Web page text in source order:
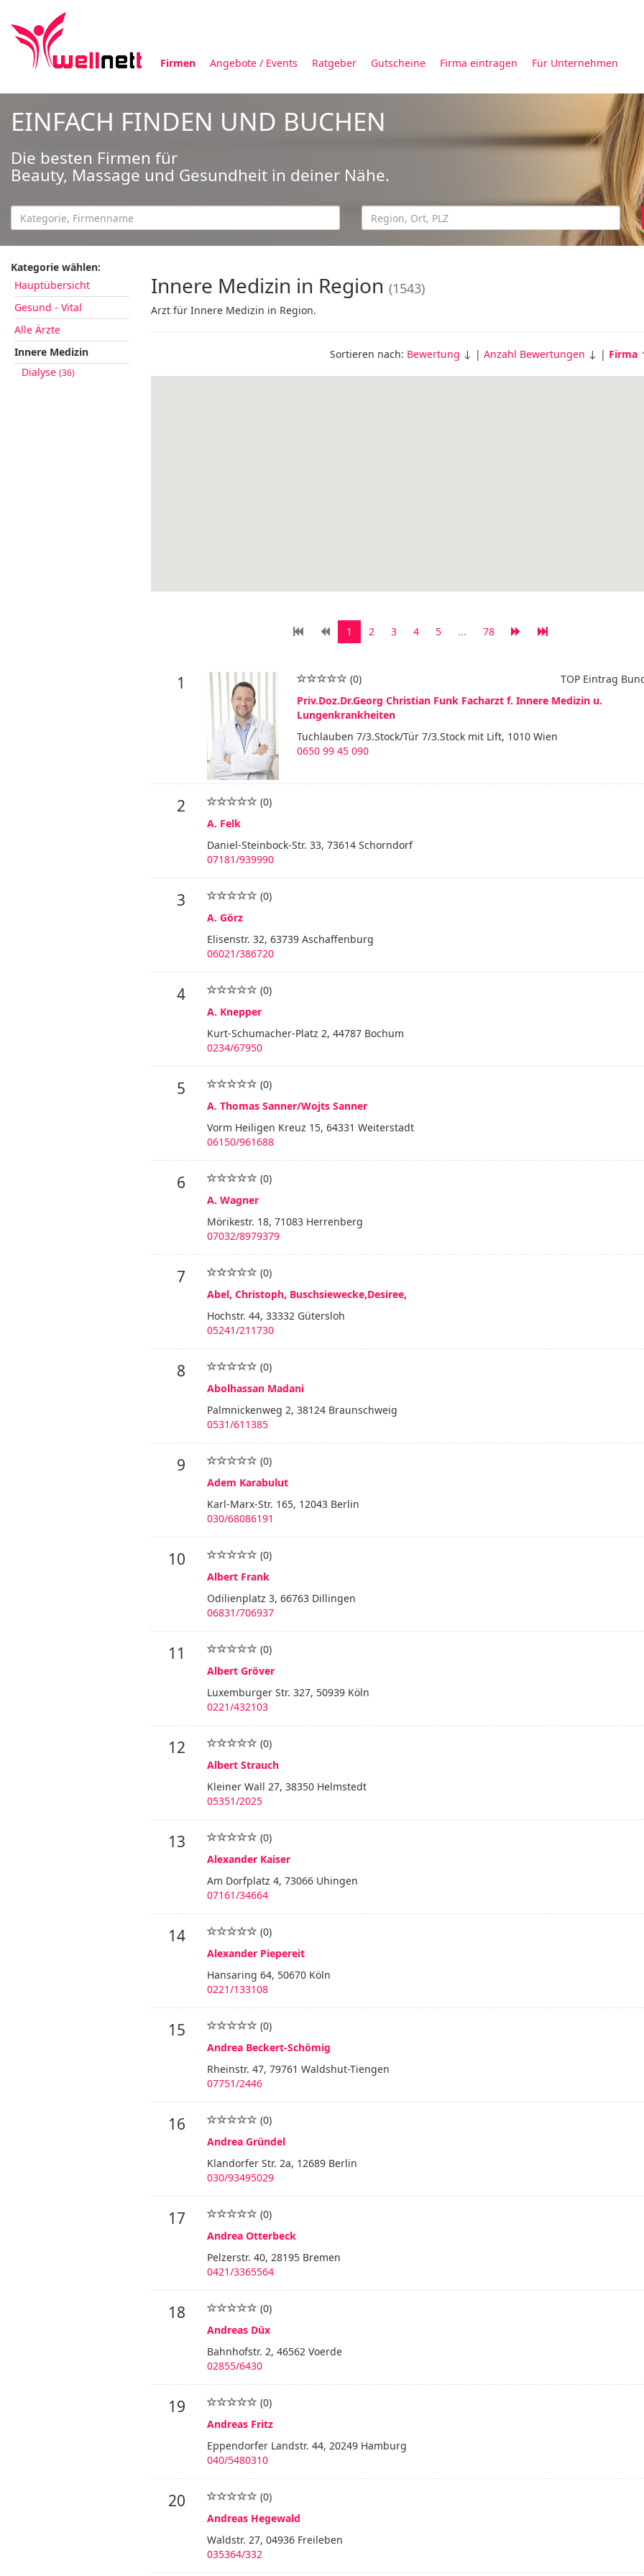
Firmen Angebote / Events Ratgeber Gutscheine Firma eintragen Für Unternehmen
EINFACH FINDEN UND BUCHEN
Die besten Firmen für
Beauty, Massage und Gesundheit in deiner Nähe.
Kategorie wählen:
Hauptübersicht
Gesund - Vital
Alle Ärzte
Innere Medizin
Dialyse (36)
Innere Medizin in Region (1543)
Arzt für Innere Medizin in Region.
Sortieren nach: Bewertung ↓ | Anzahl Bewertungen ↓ | Firma
1 2 3 4 5 ... 78
1 TOP Eintrag
(0)
Priv.Doz.Dr.Georg Christian Funk Facharzt f. Innere Medizin u.
Lungenkrankheiten
Tuchlauben 7/3.Stock/Tür 7/3.Stock mit Lift, 1010 Wien
0650 99 45 090
2
(0)
A. Felk
Daniel-Steinbock-Str. 33, 73614 Schorndorf
07181/939990
3
(0)
A. Görz
Elisenstr. 32, 63739 Aschaffenburg
06021/386720
4
(0)
A. Knepper
Kurt-Schumacher-Platz 2, 44787 Bochum
0234/67950
5
(0)
A. Thomas Sanner/Wojts Sanner
Vorm Heiligen Kreuz 15, 64331 Weiterstadt
06150/961688
6
(0)
A. Wagner
Mörikestr. 18, 71083 Herrenberg
07032/8979379
7
(0)
Abel, Christoph, Buschsiewecke,Desiree,
Hochstr. 44, 33332 Gütersloh
05241/211730
8
(0)
Abolhassan Madani
Palmnickenweg 2, 38124 Braunschweig
0531/611385
9
(0)
Adem Karabulut
Karl-Marx-Str. 165, 12043 Berlin
030/68086191
10
(0)
Albert Frank
Odilienplatz 3, 66763 Dillingen
06831/706937
11
(0)
Albert Gröver
Luxemburger Str. 327, 50939 Köln
0221/432103
12
(0)
Albert Strauch
Kleiner Wall 27, 38350 Helmstedt
05351/2025
13
(0)
Alexander Kaiser
Am Dorfplatz 4, 73066 Uhingen
07161/34664
14
(0)
Alexander Piepereit
Hansaring 64, 50670 Köln
0221/133108
15
(0)
Andrea Beckert-Schömig
Rheinstr. 47, 79761 Waldshut-Tiengen
07751/2446
16
(0)
Andrea Gründel
Klandorfer Str. 2a, 12689 Berlin
030/93495029
17
(0)
Andrea Otterbeck
Pelzerstr. 40, 28195 Bremen
0421/3365564
18
(0)
Andreas Düx
Bahnhofstr. 2, 46562 Voerde
02855/6430
19
(0)
Andreas Fritz
Eppendorfer Landstr. 44, 20249 Hamburg
040/5480310
20
(0)
Andreas Hegewald
Waldstr. 27, 04936 Freileben
035364/332